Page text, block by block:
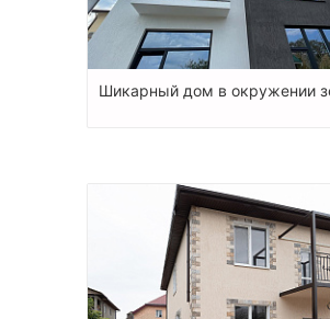
Шикарный дом в окружении